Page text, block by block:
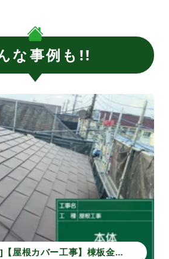
な事例も!!
[中野区 M様邸]【屋根カバー工事】棟板金から本体葺きまでの施工事例｜安心の防水・耐久性アップ